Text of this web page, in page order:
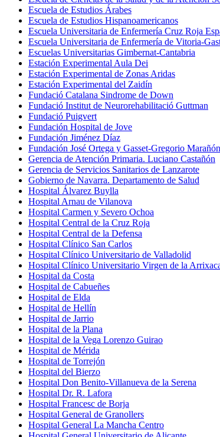
Escuela de Estudios Árabes
Escuela de Estudios Hispanoamericanos
Escuela Universitaria de Enfermería Cruz Roja
Escuela Universitaria de Enfermería de Vitoria-
Escuelas Universitarias Gimbernat-Cantabria
Estación Experimental Aula Dei
Estación Experimental de Zonas Aridas
Estación Experimental del Zaidín
Fundació Catalana Sindrome de Down
Fundació Institut de Neurorehabilitació Guttman
Fundació Puigvert
Fundación Hospital de Jove
Fundación Jiménez Díaz
Fundación José Ortega y Gasset-Gregorio Marañón
Gerencia de Atención Primaria. Luciano Castañón
Gerencia de Servicios Sanitarios de Lanzarote
Gobierno de Navarra. Departamento de Salud
Hospital Álvarez Buylla
Hospital Arnau de Vilanova
Hospital Carmen y Severo Ochoa
Hospital Central de la Cruz Roja
Hospital Central de la Defensa
Hospital Clínico San Carlos
Hospital Clínico Universitario de Valladolid
Hospital Clínico Universitario Virgen de la
Hospital da Costa
Hospital de Cabueñes
Hospital de Elda
Hospital de Hellín
Hospital de Jarrio
Hospital de la Plana
Hospital de la Vega Lorenzo Guirao
Hospital de Mérida
Hospital de Torrejón
Hospital del Bierzo
Hospital Don Benito-Villanueva de la Serena
Hospital Dr. R. Lafora
Hospital Francesc de Borja
Hospital General de Granollers
Hospital General La Mancha Centro